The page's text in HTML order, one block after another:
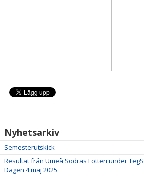
Nyhetsarkiv
Semesterutskick
Resultat från Umeå Södras Lotteri under
Dagen 4 maj 2025